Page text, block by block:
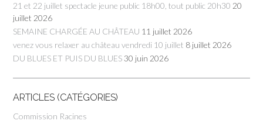
21 et 22 juillet spectacle jeune public 18h00, tout public 20h30 20
juillet 2026
SEMAINE CHARGÉE AU CHÂTEAU 11 juillet 2026
venez vous relaxer au château vendredi 10 juillet 8 juillet 2026
DU BLUES ET PUIS DU BLUES30 juin 2026
ARTICLES (CATÉGORIES)
Commission Racines